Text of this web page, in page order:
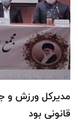
مدیرکل ورزش و
قانونی بود